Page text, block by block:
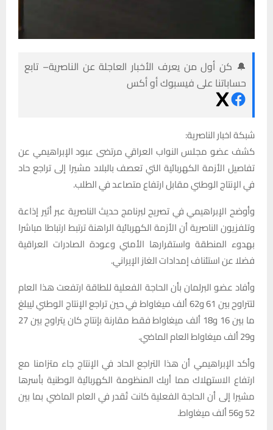
🔔 كن أول من يعرف الأخبار العاجلة عن الناصرية– تابع
حساباتنا على فيسبوك أو أكس
شبكة اخبار الناصرية:
كشف عضو مجلس النواب العراقي مرتضى عبود الإبراهيمي عن
تفاصيل الأزمة الكهربائية التي تعصف بالبلاد مشيرا إلى تراجع حاد
في الإنتاج الوطني مقابل ارتفاع متصاعد في الطلب.
وأوضح الإبراهيمي في تصريح لبرنامج حديث الناصرية عبر أثير إذاعة
وتلفزيون الناصرية أن الأزمة الكهربائية الراهنة ترتبط ارتباطا مباشرا
بهدوء المنطقة واستقرارها الأمني وعودة الصادرات العراقية
فضلا عن استئناف إمدادات الغاز الإيراني.
وأفاد عضو البرلمان بأن الحاجة الفعلية للطاقة ارتفعت هذا العام
لتتراوح بين 61 و62 ألف ميغاواط في حين تراجع الإنتاج الوطني ليبلغ
ما بين 16 و18 ألف ميغاواط فقط مقارنة بإنتاج كان يتراوح بين 27
و29 ألف ميغاواط العام الماضي.
وأكد الإبراهيمي أن هذا التراجع الحاد في الإنتاج جاء متزامنا مع
ارتفاع الاستهلاك مما أربك المنظومة الكهربائية الوطنية بأسرها
مشيرا إلى أن الحاجة الفعلية كانت تُقدر في العام الماضي بما بين
52 و56 ألف ميغاواط.